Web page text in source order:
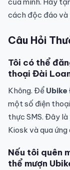
cách độc đáo và
Câu Hỏi
Tôi có thể
thoại Đài
Không. Để Ubike
một số điện
thực SMS. Đây
Kiosk và qua ứng
Nếu tôi quên
thể mượn